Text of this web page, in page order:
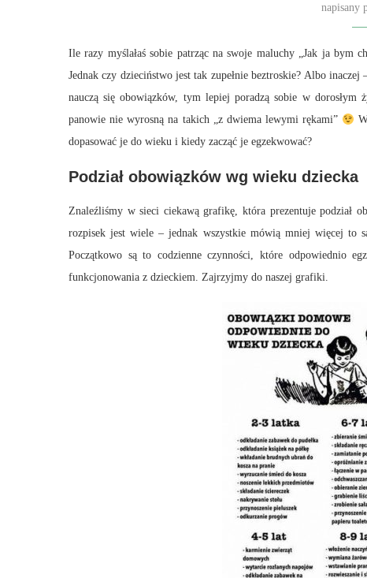
napisany
Ile razy myślałaś sobie patrząc na swoje maluchy „Jak ja bym
Jednak czy dzieciństwo jest tak zupełnie beztroskie? Albo
nauczą się obowiązków, tym lepiej poradzą sobie w dorosłym
panowie nie wyrosną na takich „z dwiema lewymi rękami”
dopasować je do wieku i kiedy zacząć je egzekwować?
Podział obowiązków wg wieku dziecka
Znaleźliśmy w sieci ciekawą grafikę, która prezentuje podział
rozpisek jest wiele – jednak wszystkie mówią mniej więcej to
Początkowo są to codzienne czynności, które odpowiednio
funkcjonowania z dzieckiem. Zajrzyjmy do naszej grafiki.